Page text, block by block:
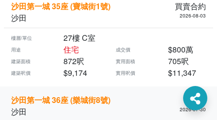
沙田第一城 35座 (寶城街1號)
買賣合約
沙田
2026-08-03
樓層/單位 27樓 C室
用途 住宅 成交價 $800萬
建築面積 872呎 實用面積 705呎
建築呎價 $9,174 實用呎價 $11,347
沙田第一城 36座 (樂城街8號)
樓契
沙田
2026-07-30